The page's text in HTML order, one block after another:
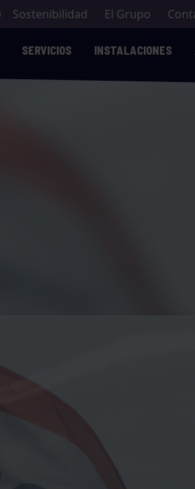
Sostenibilidad El Grupo
SERVICIOS INSTALACIONES